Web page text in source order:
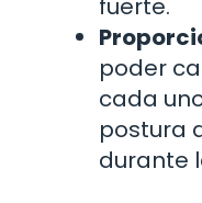
poder
cada
postura
durante